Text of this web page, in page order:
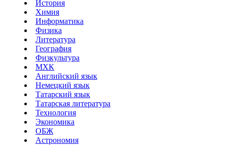
История
Химия
Информатика
Физика
Литература
География
Физкультура
МХК
Английский язык
Немецкий язык
Татарский язык
Татарская литература
Технология
Экономика
ОБЖ
Астрономия